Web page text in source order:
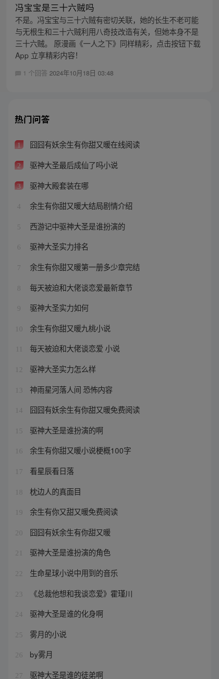
冯宝宝是三十六贼吗
不是。冯宝宝与三十六贼有密切关联，她的长生不老可能
与无根生和三十六贼利用八奇技改造有关，但她本身不是
三十六贼。 原漫画《一人之下》同样精彩，点击按钮下载
App 立享精彩内容！
1 个回答 2024年10月18日 03:48
热门问答
1 囧囧有妖余生有你甜又暖在线阅读
2 驱神大圣最后成仙了吗小说
3 驱神大殿套装在哪
4 余生有你甜又暖大结局剧情介绍
5 西游记中驱神大圣是谁扮演的
6 驱神大圣实力排名
7 余生有你甜又暖第一册多少章完结
8 每天被迫和大佬谈恋爱最新章节
9 驱神大圣实力如何
10 余生有你甜又暖九桃小说
每天被迫和大佬谈恋爱 小说
12 驱神大圣实力怎么样
13 神雨星河落人间 恐怖内容
14 囧囧有妖余生有你甜又暖免费阅读
15 驱神大圣是谁扮演的啊
16 余生有你甜又暖小说梗概100字
17 看星辰看日落
18 枕边人的真面目
19 余生有你又甜又暖免费阅读
20 囧囧有妖余生有你甜又暖
21 驱神大圣是谁扮演的角色
22 生命星球小说中用到的音乐
23 《总裁他想和我谈恋爱》霍瑾川
24 驱神大圣是谁的化身啊
25 雾月的小说
26 by雾月
27 驱神大圣是谁的徒弟啊